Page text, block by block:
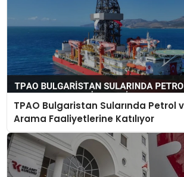
TPAO Bulgaristan Sularında Petrol
Arama Faaliyetlerine Katılıyor